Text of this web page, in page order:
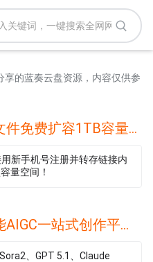
享的蓝奏云盘资源，内容仅供参
🔥夸克新人点此转存本文件免费扩容1TB容量🔥
新手机号注册并转存链接内
量空间！
🔥皮卡搜索配套人工智能AIGC一站式创作平台🔥
、GPT 5.1、Claude